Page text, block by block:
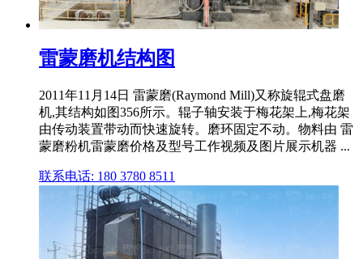
雷蒙磨机结构图
2011年11月14日 雷蒙磨(Raymond Mill)又称旋辊式盘磨
机,其结构如图356所示。辊子轴安装于梅花架上,梅花架
由传动装置带动而快速旋转。磨环固定不动。物料由 雷
蒙磨粉机雷蒙磨价格及型号工作视频及图片展示机器 ...
联系电话: 180 3780 8511